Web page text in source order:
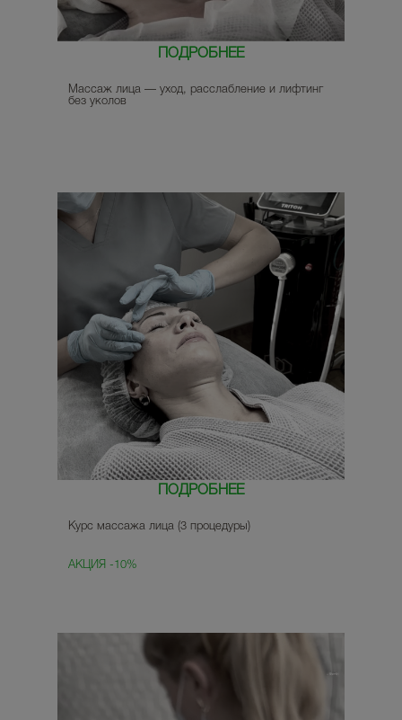
ПОДРОБНЕЕ
Массаж лица — уход, расслабление и лифтинг
без уколов
ПОДРОБНЕЕ
Курс массажа лица (3 процедуры)
АКЦИЯ -10%